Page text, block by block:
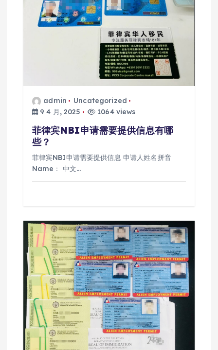
admin
Uncategorized
9 4 月, 2025
1064 views
菲律宾NBI申请需要提供信息有哪
些？
菲律宾NBI申请需要提供信息 申请人姓名拼音
Name： 中文…